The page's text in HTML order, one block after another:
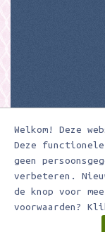
Welkom! Deze
Deze
geen
verbeteren.
de knop voor
voorwaarden?